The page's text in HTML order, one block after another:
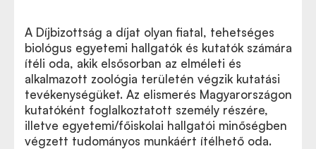
A Díjbizottság a díjat olyan fiatal, tehetséges
biológus egyetemi hallgatók és kutatók számára
ítéli oda, akik elsősorban az elméleti és
alkalmazott zoológia területén végzik kutatási
tevékenységüket. Az elismerés Magyarországon
kutatóként foglalkoztatott személy részére,
illetve egyetemi/főiskolai hallgatói minőségben
végzett tudományos munkáért ítélhető oda.